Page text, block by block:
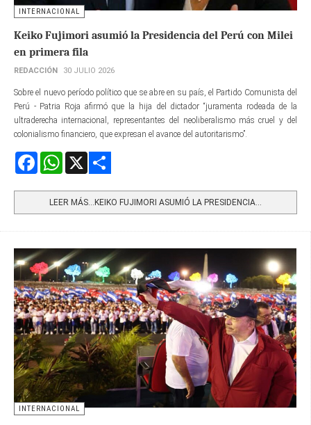
INTERNACIONAL
Keiko Fujimori asumió la Presidencia del Perú con Milei
en primera fila
REDACCIÓN 30 JULIO 2026
Sobre el nuevo período político que se abre en su país, el Partido Comunista del
Perú - Patria Roja afirmó que la hija del dictador “juramenta rodeada de la
ultraderecha internacional, representantes del neoliberalismo más cruel y del
colonialismo financiero, que expresan el avance del autoritarismo”.
FacebookWhatsApp
LEER MÁS…KEIKO FUJIMORI ASUMIÓ LA PRESIDENCIA...
INTERNACIONAL